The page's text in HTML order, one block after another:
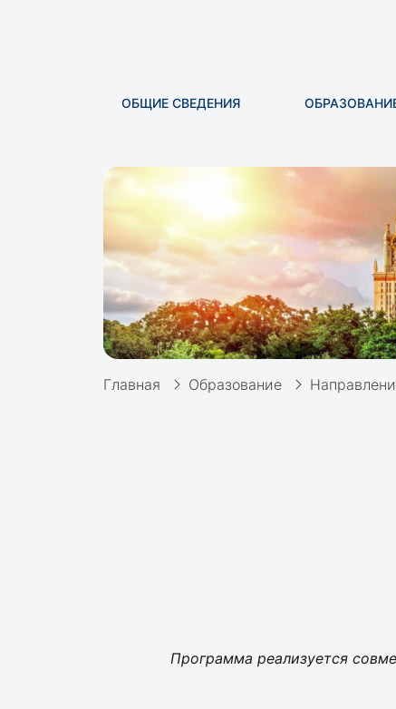
ОБЩИЕ СВЕДЕНИЯ
Главная Образование
Программа реализуется